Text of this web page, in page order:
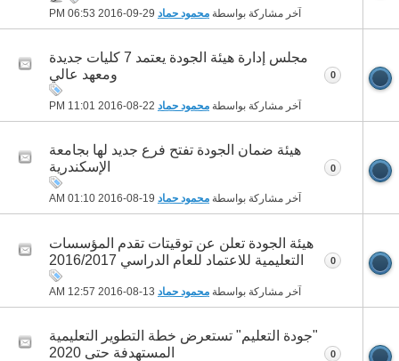
آخر مشاركة بواسطة محمود حماد 06:53 PM
مجلس إدارة هيئة الجودة يعتمد 7 كليات جديدة
ومعهد عالي
آخر مشاركة بواسطة محمود حماد 11:01 PM
0
هيئة ضمان الجودة تفتح فرع جديد لها بجامعة
الإسكندرية
آخر مشاركة بواسطة محمود حماد 01:10 AM
0
هيئة الجودة تعلن عن توقيتات تقدم المؤسسات
التعليمية للاعتماد للعام الدراسي 2016/2017
آخر مشاركة بواسطة محمود حماد 12:57 AM
0
"جودة التعليم" تستعرض خطة التطوير التعليمية
المستهدفة حتى 2020
0